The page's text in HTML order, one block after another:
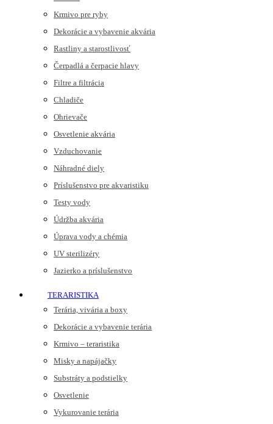
Krmivo pre ryby
Dekorácie a vybavenie akvária
Rastliny a starostlivosť
Čerpadlá a čerpacie hlavy
Filtre a filtrácia
Chladiče
Ohrievače
Osvetlenie akvária
Vzduchovanie
Náhradné diely
Príslušenstvo pre akvaristiku
Testy vody
Údržba akvária
Úprava vody a chémia
UV sterilizéry
Jazierko a príslušenstvo
TERARISTIKA
Terária, vivária a boxy
Dekorácie a vybavenie terária
Krmivo – teraristika
Misky a napájačky
Substráty a podstielky
Osvetlenie
Vykurovanie terária